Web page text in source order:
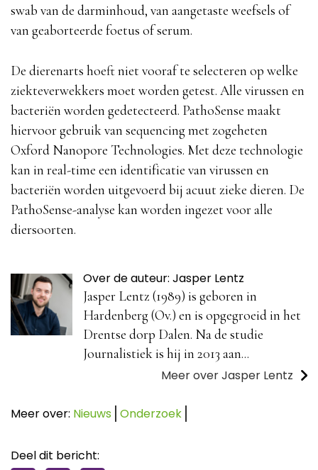
swab van de darminhoud, van aangetaste weefsels of
van geaborteerde foetus of serum.
De dierenarts hoeft niet vooraf te selecteren op welke
ziekteverwekkers moet worden getest. Alle virussen en
bacteriën worden gedetecteerd. PathoSense maakt
hiervoor gebruik van sequencing met zogeheten
Oxford Nanopore Technologies. Met deze technologie
kan in real-time een identificatie van virussen en
bacteriën worden uitgevoerd bij acuut zieke dieren. De
PathoSense-analyse kan worden ingezet voor alle
diersoorten.
Over de auteur: Jasper Lentz
Jasper Lentz (1989) is geboren in
Hardenberg (Ov.) en is opgegroeid in het
Drentse dorp Dalen. Na de studie
Journalistiek is hij in 2013 aan...
Meer over Jasper Lentz
Meer over: Nieuws Onderzoek
Deel dit bericht: